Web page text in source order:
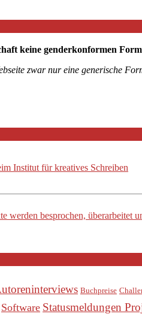
keine genderkonformen
zwar nur eine generische
Institut für kreatives Schreiben
besprochen, überarbeitet
Buchpreise
Software Statusmeldungen